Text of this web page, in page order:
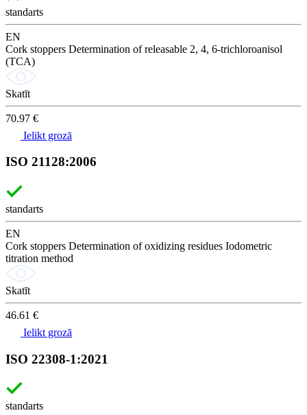
standarts
EN
Cork stoppers Determination of releasable 2, 4, 6-trichloroanisol
(TCA)
Skatīt
70.97 €
Ielikt grozā
ISO 21128:2006
standarts
EN
Cork stoppers Determination of oxidizing residues Iodometric
titration method
Skatīt
46.61 €
Ielikt grozā
ISO 22308-1:2021
standarts